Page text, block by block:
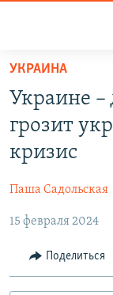
доступа
основному
Вернутся
навигации
Вернутся
ПОДКАСТЫ
АВТОРСКИЕ
МНЕНИЯ
КУЛЬТУРА
IDEL.РЕАЛИИ
УКРАИНА
Украине –
грозит
кризис
Паша Садольская
15 февраля 2024
Поделиться